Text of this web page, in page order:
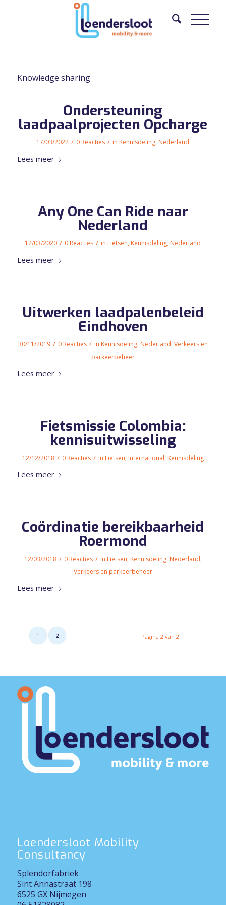
Knowledge sharing
Ondersteuning
laadpaalprojecten Opcharge
17/03/2022 / 0 Reacties / in Kennisdeling, Nederland
Lees meer
Any One Can Ride naar
Nederland
12/03/2020 / 0 Reacties / in Fietsen, Kennisdeling, Nederland
Lees meer
Uitwerken laadpalenbeleid
Eindhoven
30/11/2019 / 0 Reacties / in Kennisdeling, Nederland,Verkeers en
parkeerbeheer
Lees meer
Fietsmissie Colombia:
kennisuitwisseling
12/12/2018 / 0 Reacties / in Fietsen, International, Kennisdeling
Lees meer
Coördinatie bereikbaarheid
Roermond
12/03/2018 / 0 Reacties / in Fietsen, Kennisdeling, Nederland,
Verkeers en parkeerbeheer
Lees meer
Pagina 2 van 2
1 2
Loendersloot Mobility
Consultancy
Splendorfabriek
Sint Annastraat 198
6525 GX Nijmegen